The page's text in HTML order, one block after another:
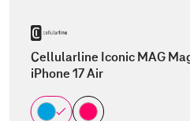
Cellularline Iconic MAG
iPhone 17 Air